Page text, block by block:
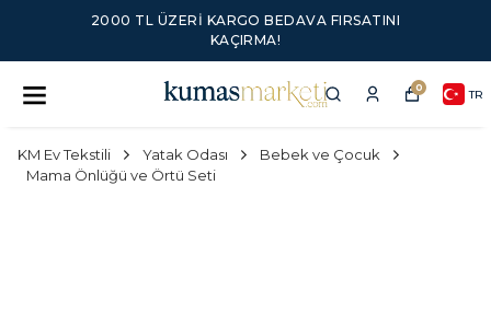
2000 TL ÜZERI KARGO BEDAVA FIRSATINI
KAÇIRMA!
0 TR
KM Ev Tekstili Yatak Odası
Bebek ve Çocuk
Mama Önlüğü ve Örtü Seti